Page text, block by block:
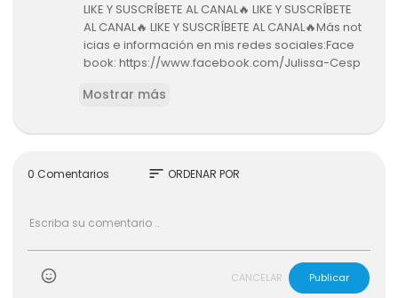
LIKE Y SUSCRÍBETE AL CANAL🔥 LIKE Y SUSCRÍBETE
AL CANAL🔥 LIKE Y SUSCRÍBETE AL CANAL🔥Más not
icias e información en mis redes sociales:Face
book: https://www.facebook.com/Julissa-Cesp
ww.instagram.com/julissacespedes/Twitter: htt
Mostrar más
0 Comentarios sort ORDENAR POR
CANCELAR Publicar